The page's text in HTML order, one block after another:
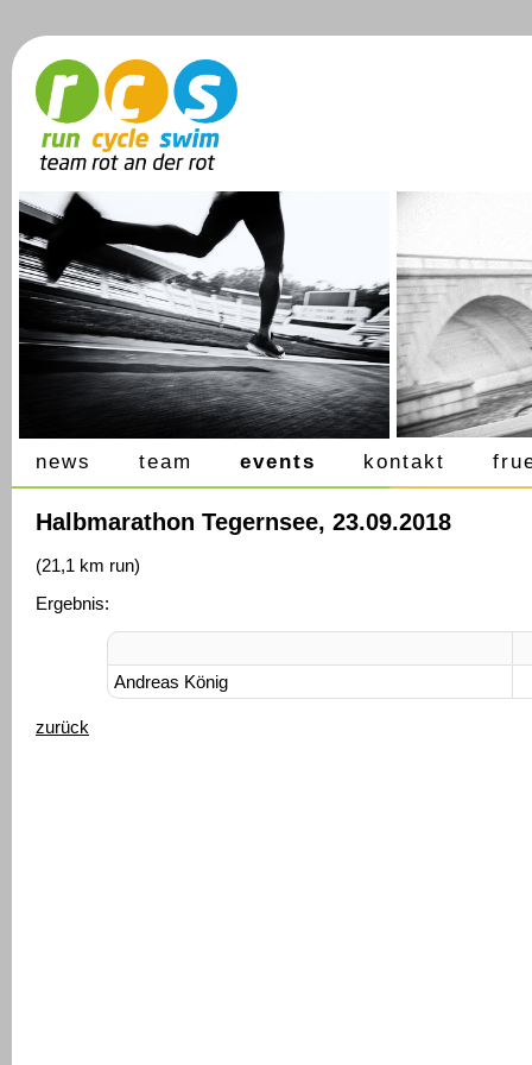
news team events kontakt
Halbmarathon Tegernsee, 23.09.2018
(21,1 km run)
Ergebnis:
Andreas König
zurück